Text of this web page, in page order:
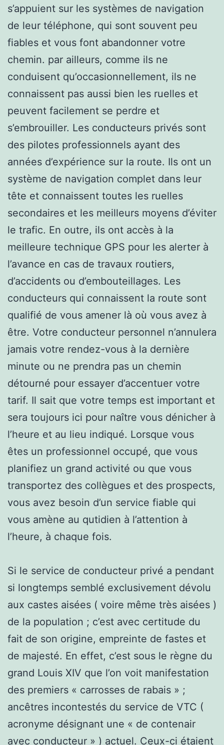
s’appuient sur les systèmes de navigation
de leur téléphone, qui sont souvent peu
fiables et vous font abandonner votre
chemin. par ailleurs, comme ils ne
conduisent qu’occasionnellement, ils ne
connaissent pas aussi bien les ruelles et
peuvent facilement se perdre et
s’embrouiller. Les conducteurs privés sont
des pilotes professionnels ayant des
années d’expérience sur la route. Ils ont un
système de navigation complet dans leur
tête et connaissent toutes les ruelles
secondaires et les meilleurs moyens d’éviter
le trafic. En outre, ils ont accès à la
meilleure technique GPS pour les alerter à
l’avance en cas de travaux routiers,
d’accidents ou d’embouteillages. Les
conducteurs qui connaissent la route sont
qualifié de vous amener là où vous avez à
être. Votre conducteur personnel n’annulera
jamais votre rendez-vous à la dernière
minute ou ne prendra pas un chemin
détourné pour essayer d’accentuer votre
tarif. Il sait que votre temps est important et
sera toujours ici pour naître vous dénicher à
l’heure et au lieu indiqué. Lorsque vous
êtes un professionnel occupé, que vous
planifiez un grand activité ou que vous
transportez des collègues et des prospects,
vous avez besoin d’un service fiable qui
vous amène au qutidien à l’attention à
l’heure, à chaque fois.
Si le service de conducteur privé a pendant
si longtemps semblé exclusivement dévolu
aux castes aisées ( voire même très aisées )
de la population ; c’est avec certitude du
fait de son origine, empreinte de fastes et
de majesté. En effet, c’est sous le règne du
grand Louis XIV que l’on voit manifestation
des premiers « carrosses de rabais » ;
ancêtres incontestés du service de VTC (
acronyme désignant une « de contenair
avec conducteur » ) actuel. Ceux-ci étaient